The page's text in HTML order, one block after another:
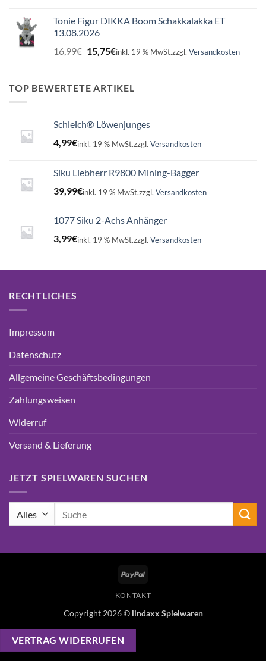
Tonie Figur DIKKA Boom Schakkalakka ET
13.08.2026
16,99€ Ursprünglicher
Preis
16,99€
15,75€Aktueller
15,75€.
inkl. 19 % MwSt.zzgl. Versandkosten
TOP BEWERTETE ARTIKEL
Schleich® Löwenjunges
4,99€inkl. 19 % MwSt.zzgl. Versandkosten
Siku Liebherr R9800 Mining-Bagger
39,99€inkl. 19 % MwSt.zzgl. Versandkosten
1077 Siku 2-Achs Anhänger
3,99€inkl. 19 % MwSt.zzgl. Versandkosten
RECHTLICHES
Impressum
Datenschutz
Allgemeine Geschäftsbedingungen
Zahlungsweisen
Widerruf
Versand & Lieferung
JETZT SPIELWAREN SUCHEN
PayPal
KONTAKT
Copyright 2026 © lindaxx Spielwaren
VERTRAG WIDERRUFEN